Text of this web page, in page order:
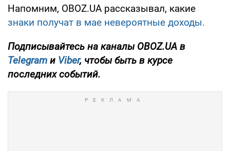
Напомним, OBOZ.UA рассказывал, какие
знаки получат в мае невероятные доходы.
Подписывайтесь на каналы OBOZ.UA в
Telegram и Viber, чтобы быть в курсе
последних событий.